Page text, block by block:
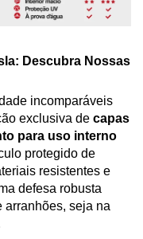
Descubra Nossas
incomparáveis
exclusiva de capas
para uso interno
protegido de
resistentes e
defesa robusta
arranhões, seja na